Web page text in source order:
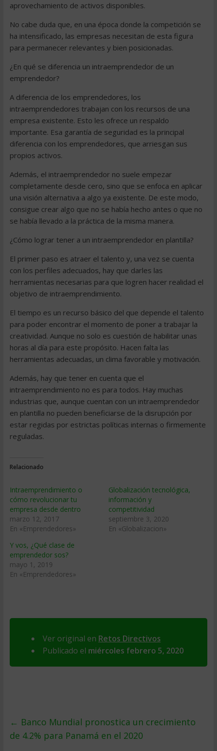
aprovechamiento de activos disponibles.
No cabe duda que, en una época donde la competición se
ha intensificado, las empresas necesitan de esta figura
para permanecer relevantes y bien posicionadas.
¿En qué se diferencia un intraemprendedor de un
emprendedor?
A diferencia de los emprendedores, los
intraemprendedores trabajan con los recursos de una
empresa existente. Esto les ofrece un respaldo
importante. Esa garantía de seguridad es la principal
diferencia con los emprendedores, que arriesgan sus
propios activos.
Además, el intraemprendedor no suele empezar
completamente desde cero, sino que se enfoca en aplicar
una visión alternativa a algo ya existente. De este modo,
consigue crear algo que no se había hecho antes o que no
se había llevado a la práctica de la misma manera.
¿Cómo lograr tener a un intraemprendedor en plantilla?
El primer paso es atraer el talento y, una vez se cuenta
con los perfiles adecuados, hay que darles las
herramientas necesarias para que logren hacer realidad el
objetivo de intraemprendimiento.
El tiempo es un recurso básico del que depende el talento
para poder encontrar el momento de poner a trabajar la
creatividad. Aunque no solo es cuestión de habilitar unas
horas al día para este propósito. Hacen falta las
herramientas adecuadas, un clima favorable y motivación.
Además, hay que tener en cuenta que el
intraemprendimiento no es para todos. Hay muchas
industrias que, aunque cuentan con un intraemprendedor
en plantilla no pueden beneficiarse de la disrupción por
estar regidas por estrictas políticas internas o firmemente
reguladas.
Relacionado
Intraemprendimiento o
cómo revolucionar tu
empresa desde dentro
marzo 12, 2017
En «Emprendedores»
Globalización tecnológica,
información y
competitividad
septiembre 3, 2020
En «Globalizacion»
Y vos, ¿Qué clase de
emprendedor sos?
mayo 1, 2019
En «Emprendedores»
Ver original en Retos Directivos
Publicado el miércoles febrero 5, 2020
← Banco Mundial pronostica un crecimiento
de 4.2% para Panamá en el 2020